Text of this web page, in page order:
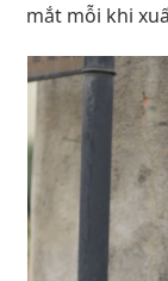
mắt mỗi khi